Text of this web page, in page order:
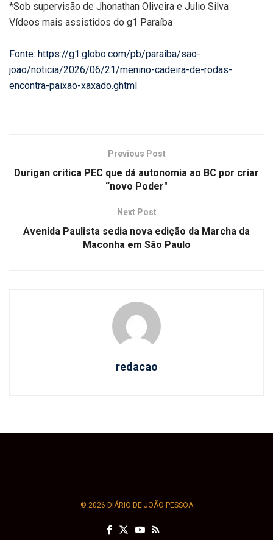
*Sob supervisão de Jhonathan Oliveira e Julio Silva
Vídeos mais assistidos do g1 Paraíba
Fonte: https://g1.globo.com/pb/paraiba/sao-
joao/noticia/2026/06/21/menino-cadeira-de-rodas-
encontra-paixao-xaxado.ghtml
Previous Post
Durigan critica PEC que dá autonomia ao BC por criar
“novo Poder"
Next Post
Avenida Paulista sedia nova edição da Marcha da
Maconha em São Paulo
redacao
© 2026 DIÁRIO DE JOÃO PESSOA